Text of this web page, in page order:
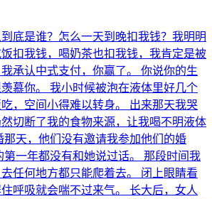
底是谁？怎么一天到晚扣我钱？我明明
扣我钱，喝奶茶也扣我钱，我肯定是被
承认中式支付，你赢了。 你说你的生
慕你。 我小时候被泡在液体里好几个
，空间小得难以转身。 出来那天我哭
切断了我的食物来源，让我喝不明液体
天，他们没有邀请我参加他们的婚
一年都没有和她说过话。 那段时间我
任何地方都只能爬着去。 闭上眼睛看
呼吸就会喘不过来气。 长大后，女人